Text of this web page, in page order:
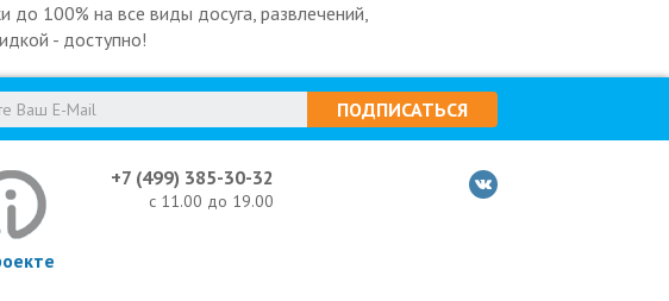
до 100% на все виды досуга, развлечений,
- доступно!
ПОДПИСАТЬСЯ
+7 (499) 385-30-32
с 11.00 до 19.00